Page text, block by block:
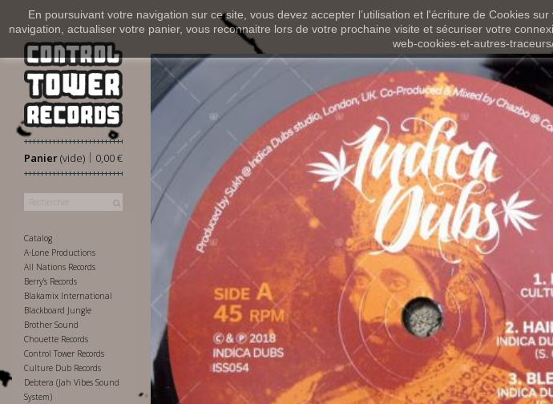
En poursuivant votre navigation sur ce site, vous devez accepter l’utilisation et l'écriture de Cookies
navigation, actualiser votre panier, vous reconnaitre lors de votre prochaine visite et sécuriser votre
web-cookies-et-autres-
Panier 0,00 €
|
(vide)
Catalog
A-Lone Productions
All Nations Records
Berry's Records
Blakamix International
Blackboard Jungle
Brother Sound
Chouette Records
Control Tower Records
Culture Dub Records
Debtera (Jah Vibes Sound
System)